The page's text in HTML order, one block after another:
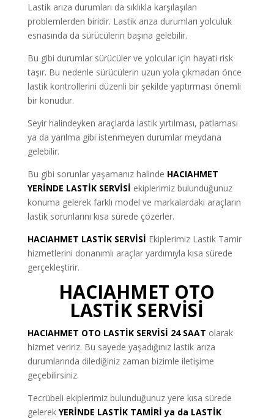
Lastik arıza durumları da sıklıkla karşılaşılan
problemlerden biridir. Lastik arıza durumları yolculuk
esnasında da sürücülerin başına gelebilir.
Bu gibi durumlar sürücüler ve yolcular için hayati risk
taşır. Bu nedenle sürücülerin uzun yola çıkmadan önce
lastik kontrollerini düzenli bir şekilde yaptırması önemli
bir konudur.
Seyir halindeyken araçlarda lastik yırtılması, patlaması
ya da yarılma gibi istenmeyen durumlar meydana
gelebilir.
Bu gibi sorunlar yaşamanız halinde HACIAHMET
YERİNDE LASTİK SERVİSİ ekiplerimiz bulunduğunuz
konuma gelerek farklı model ve markalardaki araçların
lastik sorunlarını kısa sürede çözerler.
HACIAHMET LASTİK SERVİSİ Ekiplerimiz Lastik Tamir
hizmetlerini donanımlı araçlar yardımıyla kısa sürede
gerçekleştirir.
HACIAHMET OTO
LASTİK SERVİSİ
HACIAHMET OTO LASTİK SERVİSİ 24 SAAT olarak
hizmet veririz. Bu sayede yaşadığınız lastik arıza
durumlarında dilediğiniz zaman bizimle iletişime
geçebilirsiniz.
Tecrübeli ekiplerimiz bulunduğunuz yere kısa sürede
gelerek YERİNDE LASTİK TAMİRİ ya da LASTİK